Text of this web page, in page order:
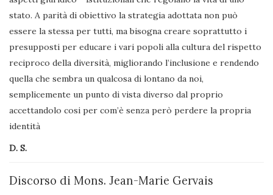
stato. A parità di obiettivo la strategia adottata non può
essere la stessa per tutti, ma bisogna creare soprattutto i
presupposti per educare i vari popoli alla cultura del rispetto
reciproco della diversità, migliorando l’inclusione e rendendo
quella che sembra un qualcosa di lontano da noi,
semplicemente un punto di vista diverso dal proprio
accettandolo cosi per com’è senza però perdere la propria
identità
D. S.
Discorso di Mons. Jean-Marie Gervais